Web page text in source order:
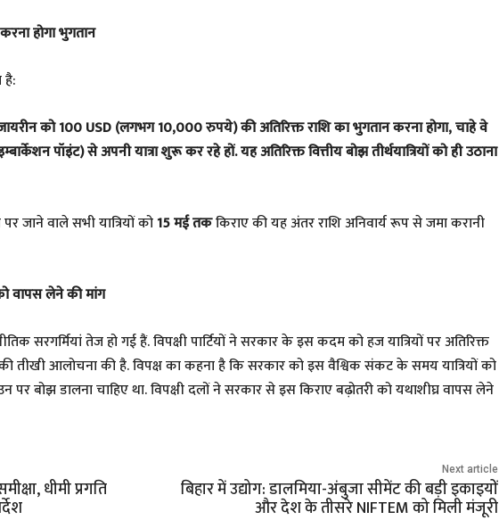
होगा भुगतान
को 100 USD (लगभग 10,000 रुपये) की अतिरिक्त राशि का भुगतान करना होगा, चाहे वे
पॉइंट) से अपनी यात्रा शुरू कर रहे हों. यह अतिरिक्त वित्तीय बोझ तीर्थयात्रियों को ही उठाना
जाने वाले सभी यात्रियों को15 मई तककिराए की यह अंतर राशि अनिवार्य रूप से जमा करानी
वापस लेने की मांग
तेज हो गई हैं. विपक्षी पार्टियों ने सरकार के इस कदम को हज यात्रियों पर अतिरिक्त
आलोचना की है. विपक्ष का कहना है कि सरकार को इस वैश्विक संकट के समय यात्रियों को
पर बोझ डालना चाहिए था. विपक्षी दलों ने सरकार से इस किराए बढ़ोतरी को यथाशीघ्र वापस लेने
धीमी प्रगति
Next article
बिहार में उद्योग: डालमिया-अंबुजा सीमेंट की बड़ी इकाइयों
और देश के तीसरे NIFTEM को मिली मंजूरी